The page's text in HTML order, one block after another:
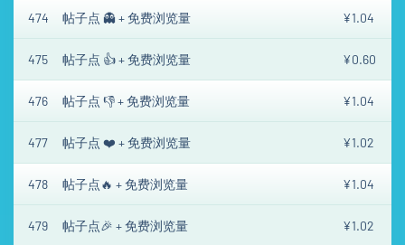
474 帖子点 👻 + 免费浏览量 ¥1.04
475 帖子点 👍 + 免费浏览量 ¥0.60
476 帖子点 👎 + 免费浏览量 ¥1.04
477 帖子点 ❤️ + 免费浏览量 ¥1.02
478 帖子点🔥 + 免费浏览量 ¥1.04
479 帖子点🎉 + 免费浏览量 ¥1.02